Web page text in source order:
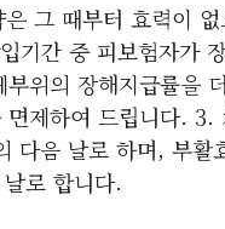
그 때부터 효력이
기간 중 피보험자가
위의 장해지급률을
제하여 드립니다. 3.
다음 날로 하며, 부활
로 합니다.